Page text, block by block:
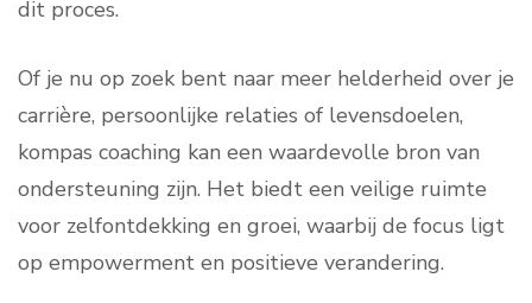
dit proces.
Of je nu op zoek bent naar meer helderheid over je
carrière, persoonlijke relaties of levensdoelen,
kompas coaching kan een waardevolle bron van
ondersteuning zijn. Het biedt een veilige ruimte
voor zelfontdekking en groei, waarbij de focus ligt
op empowerment en positieve verandering.